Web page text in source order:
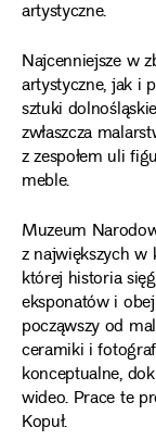
artystyczne.
Najcenniejsze w
artystyczne, jak i
sztuki
zwłaszcza
z zespołem uli
meble.
Muzeum
z największych w
której historia
eksponatów i
począwszy od
ceramiki i
konceptualne,
wideo. Prace te
Kopuł.